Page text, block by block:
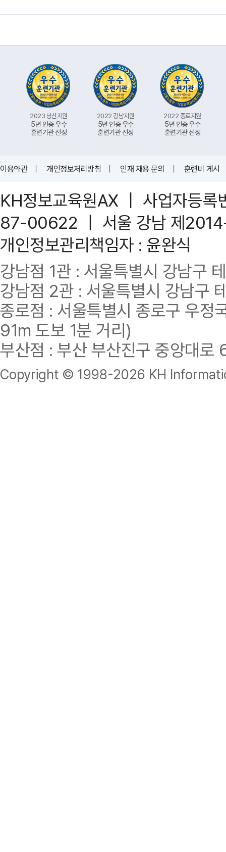
2023 당산지원
5년 인증 우수
훈련기관 선정
2022 강남지원
5년 인증 우수
훈련기관 선정
2022 종로지원
5년 인증 우수
훈련기관 선정
이용약관 개인정보처리방침 인재 채용 문의 훈련비 게시
KH정보교육원AX ｜ 사업자등
87-00622 ｜ 서울 강남 제
개인정보관리책임자 : 윤완식
강남점 1관 : 서울특별시 강남구
강남점 2관 : 서울특별시 강남구
종로점 : 서울특별시 종로구 우
91m 도보 1분 거리)
부산점 : 부산 부산진구 중앙대
Copyright © 1998-2026 KH